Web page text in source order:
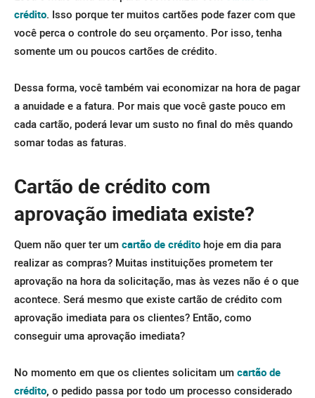
crédito. Isso porque ter muitos cartões pode fazer com que
você perca o controle do seu orçamento. Por isso, tenha
somente um ou poucos cartões de crédito.
Dessa forma, você também vai economizar na hora de pagar
a anuidade e a fatura. Por mais que você gaste pouco em
cada cartão, poderá levar um susto no final do mês quando
somar todas as faturas.
Cartão de crédito com
aprovação imediata existe?
Quem não quer ter um cartão de crédito hoje em dia para
realizar as compras? Muitas instituições prometem ter
aprovação na hora da solicitação, mas às vezes não é o que
acontece. Será mesmo que existe cartão de crédito com
aprovação imediata para os clientes? Então, como
conseguir uma aprovação imediata?
No momento em que os clientes solicitam um cartão de
crédito o pedido passa por todo um processo considerado